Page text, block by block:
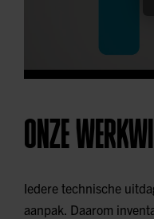
ONZE
Iedere technische
aanpak. Daarom